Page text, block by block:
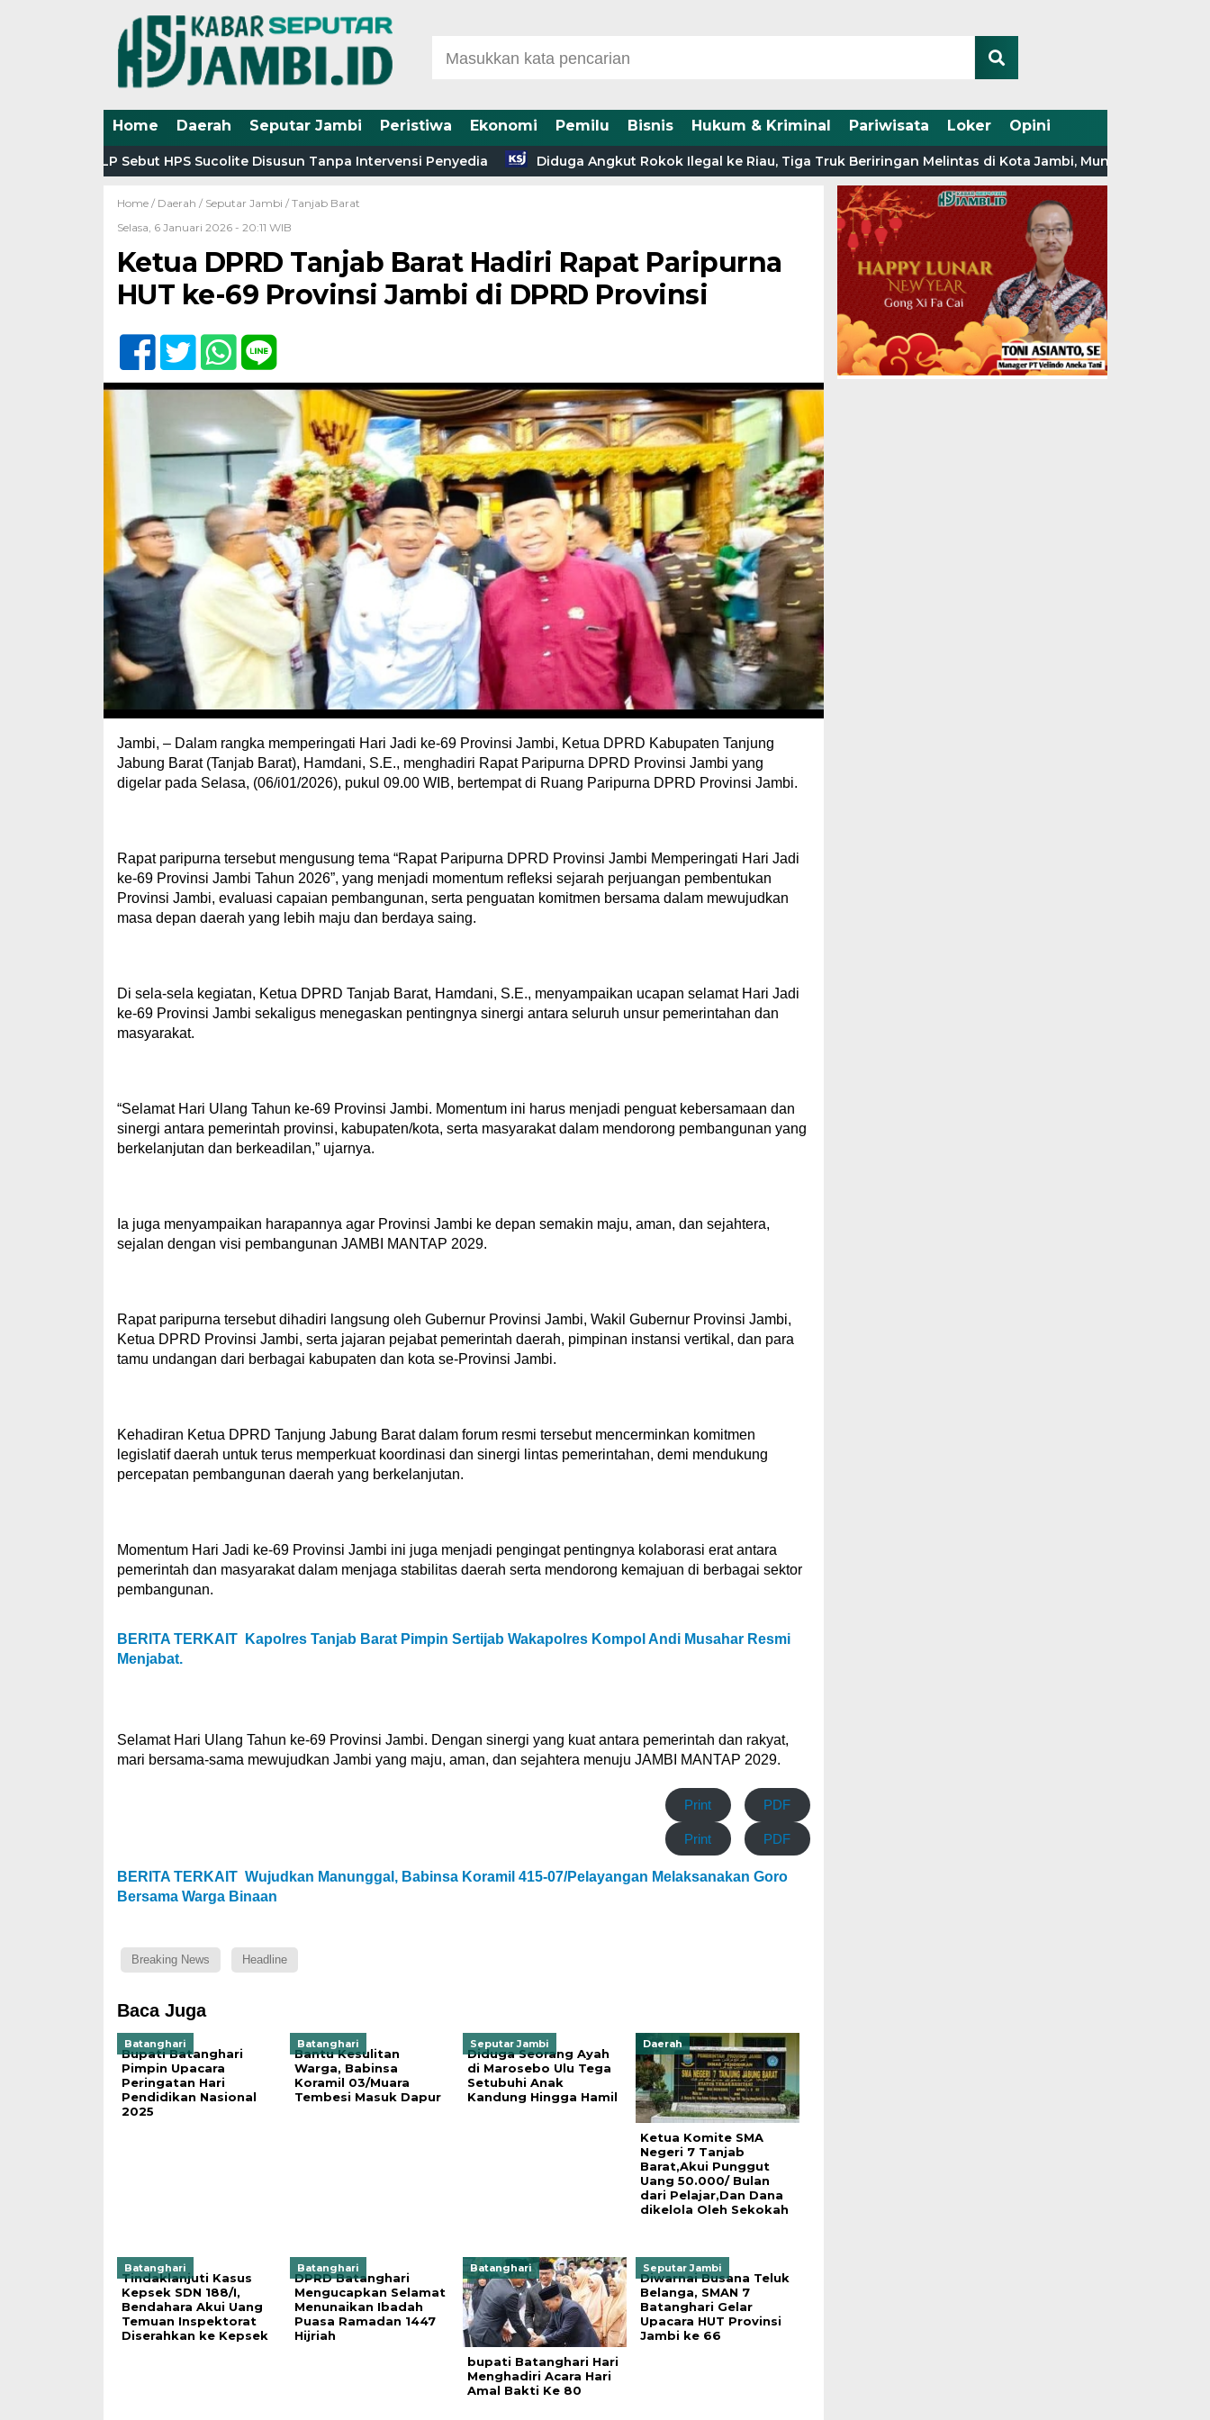
Home Daerah Seputar Jambi Peristiwa Ekonomi Pemilu Bisnis Hukum & Kriminal Pariwisata Loker Opini
ULP Sebut HPS Sucolite Disusun Tanpa Intervensi Penyedia Diduga Angkut Rokok Ilegal ke Riau, Tiga Truk Beriringan Melintas di Kota Jambi, Muncul Dugaan
Home / Daerah / Seputar Jambi / Tanjab Barat
Selasa, 6 Januari 2026 - 20:11 WIB
Ketua DPRD Tanjab Barat Hadiri Rapat Paripurna
HUT ke-69 Provinsi Jambi di DPRD Provinsi
Jambi, – Dalam rangka memperingati Hari Jadi ke-69 Provinsi Jambi, Ketua DPRD Kabupaten Tanjung
Jabung Barat (Tanjab Barat), Hamdani, S.E., menghadiri Rapat Paripurna DPRD Provinsi Jambi yang
digelar pada Selasa, (06/i01/2026), pukul 09.00 WIB, bertempat di Ruang Paripurna DPRD Provinsi Jambi.
Rapat paripurna tersebut mengusung tema “Rapat Paripurna DPRD Provinsi Jambi Memperingati Hari Jadi
ke-69 Provinsi Jambi Tahun 2026”, yang menjadi momentum refleksi sejarah perjuangan pembentukan
Provinsi Jambi, evaluasi capaian pembangunan, serta penguatan komitmen bersama dalam mewujudkan
masa depan daerah yang lebih maju dan berdaya saing.
Di sela-sela kegiatan, Ketua DPRD Tanjab Barat, Hamdani, S.E., menyampaikan ucapan selamat Hari Jadi
ke-69 Provinsi Jambi sekaligus menegaskan pentingnya sinergi antara seluruh unsur pemerintahan dan
masyarakat.
“Selamat Hari Ulang Tahun ke-69 Provinsi Jambi. Momentum ini harus menjadi penguat kebersamaan dan
sinergi antara pemerintah provinsi, kabupaten/kota, serta masyarakat dalam mendorong pembangunan yang
berkelanjutan dan berkeadilan,” ujarnya.
Ia juga menyampaikan harapannya agar Provinsi Jambi ke depan semakin maju, aman, dan sejahtera,
sejalan dengan visi pembangunan JAMBI MANTAP 2029.
Rapat paripurna tersebut dihadiri langsung oleh Gubernur Provinsi Jambi, Wakil Gubernur Provinsi Jambi,
Ketua DPRD Provinsi Jambi, serta jajaran pejabat pemerintah daerah, pimpinan instansi vertikal, dan para
tamu undangan dari berbagai kabupaten dan kota se-Provinsi Jambi.
Kehadiran Ketua DPRD Tanjung Jabung Barat dalam forum resmi tersebut mencerminkan komitmen
legislatif daerah untuk terus memperkuat koordinasi dan sinergi lintas pemerintahan, demi mendukung
percepatan pembangunan daerah yang berkelanjutan.
Momentum Hari Jadi ke-69 Provinsi Jambi ini juga menjadi pengingat pentingnya kolaborasi erat antara
pemerintah dan masyarakat dalam menjaga stabilitas daerah serta mendorong kemajuan di berbagai sektor
pembangunan.
BERITA TERKAIT
Kapolres Tanjab Barat Pimpin Sertijab Wakapolres Kompol Andi Musahar Resmi
Menjabat.
Selamat Hari Ulang Tahun ke-69 Provinsi Jambi. Dengan sinergi yang kuat antara pemerintah dan rakyat,
mari bersama-sama mewujudkan Jambi yang maju, aman, dan sejahtera menuju JAMBI MANTAP 2029.
Print PDF
Print PDF
BERITA TERKAIT Wujudkan Manunggal, Babinsa Koramil 415-07/Pelayangan Melaksanakan Goro
Bersama Warga Binaan
Breaking News Headline
Baca Juga
Batanghari
Bupati Batanghari
Pimpin Upacara
Peringatan Hari
Pendidikan Nasional
2025
Batanghari
Bantu Kesulitan
Warga, Babinsa
Koramil 03/Muara
Tembesi Masuk Dapur
Seputar Jambi
Diduga Seorang Ayah
di Marosebo Ulu Tega
Setubuhi Anak
Kandung Hingga Hamil
Daerah
Ketua Komite SMA
Negeri 7 Tanjab
Barat,Akui Punggut
Uang 50.000/ Bulan
dari Pelajar,Dan Dana
dikelola Oleh Sekokah
Batanghari
Tindaklanjuti Kasus
Kepsek SDN 188/I,
Bendahara Akui Uang
Temuan Inspektorat
Diserahkan ke Kepsek
Batanghari
DPRD Batanghari
Mengucapkan Selamat
Menunaikan Ibadah
Puasa Ramadan 1447
Hijriah
Batanghari
bupati Batanghari Hari
Menghadiri Acara Hari
Amal Bakti Ke 80
Seputar Jambi
Diwarnai Busana Teluk
Belanga, SMAN 7
Batanghari Gelar
Upacara HUT Provinsi
Jambi ke 66